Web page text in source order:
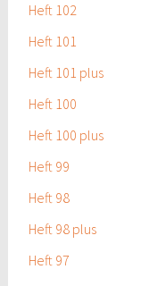
Heft 102
Heft 101
Heft 101 plus
Heft 100
Heft 100 plus
Heft 99
Heft 98
Heft 98 plus
Heft 97